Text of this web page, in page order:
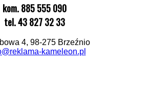
kom. 885 555 090
tel. 43 827 32 33
4, 98-275 Brzeźnio
kameleon.pl